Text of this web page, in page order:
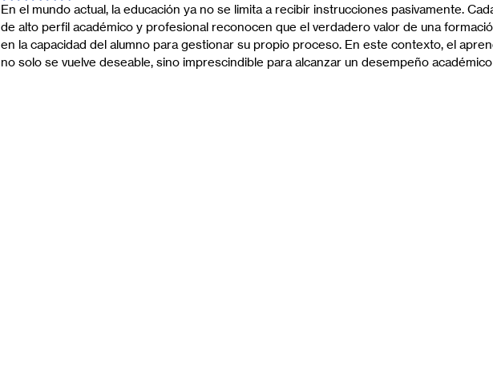
En el mundo actual, la educación ya no se limita a recibir instrucciones pasivamente.
de alto perfil académico y profesional reconocen que el verdadero valor de una
en la capacidad del alumno para gestionar su propio proceso. En este contexto, el
no solo se vuelve deseable, sino imprescindible para alcanzar un desempeño